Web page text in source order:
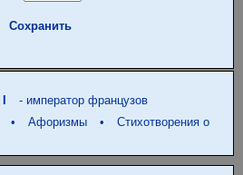
Сохранить
- император французов
• Афоризмы •
Стихотворения о